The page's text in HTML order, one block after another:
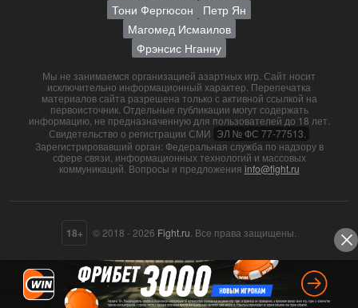
Тони Фергюсон
Петр Ян
Магомед Исмаилов
Фрэнсис Нганну
Мы не занимаемся организацией азартных игр. Сайт носит
исключительно информационный характер. Перепечатка
материалов сайта разрешена только с активной ссылкой на
первоисточник. Отдельные публикации могут содержать
информацию, не предназначенную для пользователей до 18 лет.
Свидетельство о регистрации СМИ ЭЛ № ФС 77-77513.
Зарегистрировавший орган: Федеральная служба по надзору в
сфере связи, информационных технологий и массовых
коммуникаций. Вопросы и предложения info@fight.ru
18+ © 2018 - 2026 Fight.ru . Все права защищены.
О нас
Контакты
Пользовательское соглашение